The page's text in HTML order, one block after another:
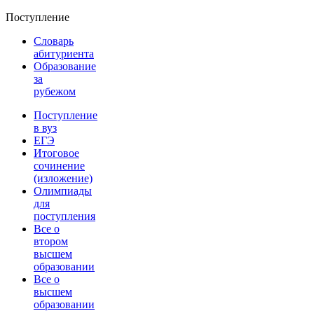
Поступление
Словарь
абитуриента
Образование
за
рубежом
Поступление
в вуз
ЕГЭ
Итоговое
сочинение
(изложение)
Олимпиады
для
поступления
Все о
втором
высшем
образовании
Все о
высшем
образовании